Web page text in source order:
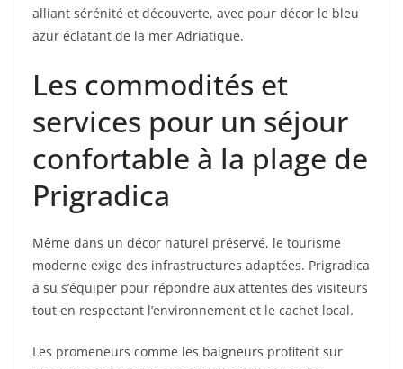
alliant sérénité et découverte, avec pour décor le bleu
azur éclatant de la mer Adriatique.
Les commodités et
services pour un séjour
confortable à la plage de
Prigradica
Même dans un décor naturel préservé, le tourisme
moderne exige des infrastructures adaptées. Prigradica
a su s’équiper pour répondre aux attentes des visiteurs
tout en respectant l’environnement et le cachet local.
Les promeneurs comme les baigneurs profitent sur